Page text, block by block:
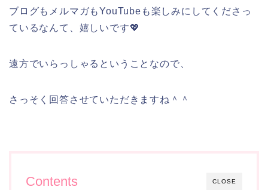
ブログもメルマガもYouTubeも楽しみにしてくださっ
ているなんて、嬉しいです💖
遠方でいらっしゃるということなので、
さっそく回答させていただきますね＾＾
CLOSE
Contents